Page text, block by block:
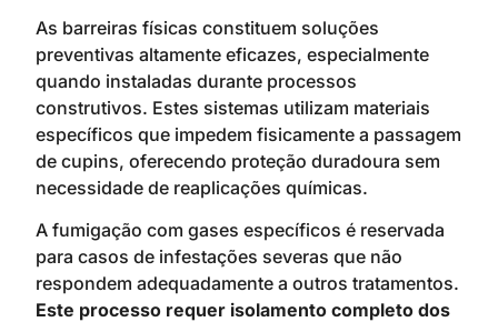
As barreiras físicas constituem soluções
preventivas altamente eficazes, especialmente
quando instaladas durante processos
construtivos. Estes sistemas utilizam materiais
específicos que impedem fisicamente a passagem
de cupins, oferecendo proteção duradoura sem
necessidade de reaplicações químicas.
A fumigação com gases específicos é reservada
para casos de infestações severas que não
respondem adequadamente a outros tratamentos.
Este processo requer isolamento completo dos